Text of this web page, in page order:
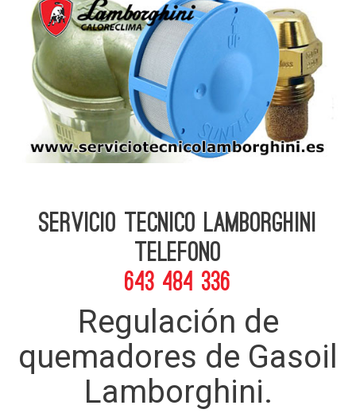
Servicio Tecnico Lamborghini
telefono
643 484 336
Regulación de
quemadores de Gasoil
Lamborghini.